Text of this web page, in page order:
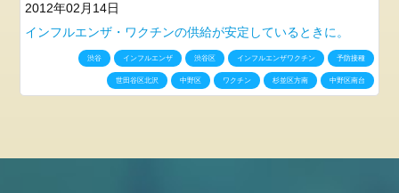
2012年02月14日
インフルエンザ・ワクチンの供給が安定しているときに。
渋谷 インフルエンザ 渋谷区 インフルエンザワクチン 予防接種
世田谷区北沢 中野区 ワクチン 杉並区方南 中野区南台